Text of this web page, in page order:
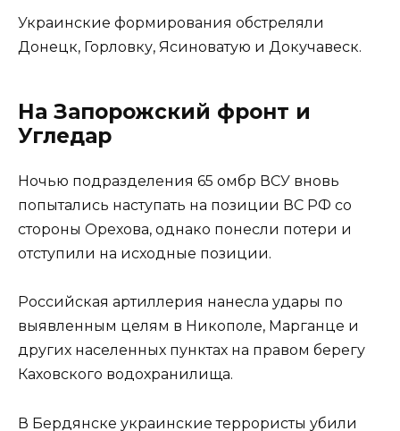
Украинские формирования обстреляли
Донецк, Горловку, Ясиноватую и Докучавеск.
На Запорожский фронт и
Угледар
Ночью подразделения 65 омбр ВСУ вновь
попытались наступать на позиции ВС РФ со
стороны Орехова, однако понесли потери и
отступили на исходные позиции.
Российская артиллерия нанесла удары по
выявленным целям в Никополе, Марганце и
других населенных пунктах на правом берегу
Каховского водохранилища.
В Бердянске украинские террористы убили